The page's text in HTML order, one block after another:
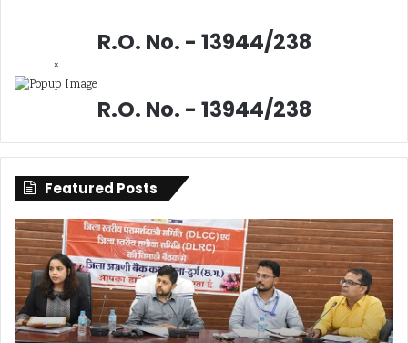
R.O. No. - 13944/238
×
R.O. No. - 13944/238
Featured Posts
सिंगल
यूज
प्लास्टिक
के
खिलाफ
निगम
दुर्ग
में
लूट
के